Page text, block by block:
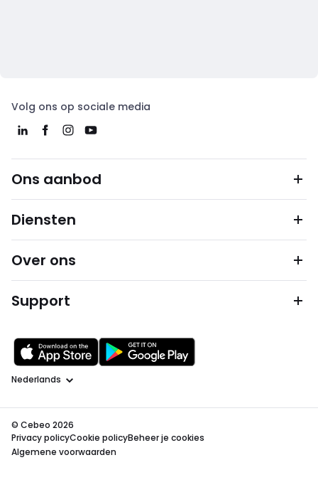
Volg ons op sociale media
Ons aanbod
Diensten
Over ons
Support
Taal
© Cebeo 2026
Privacy policyCookie policyBeheer je cookies
Algemene voorwaarden